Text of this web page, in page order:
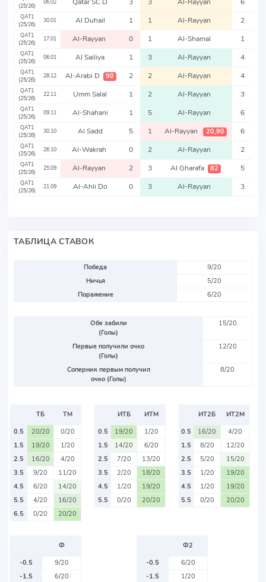
(25/26)
06.02 Qatar SC D 3 3 Al-Rayyan 6
QAT1
(25/26)
30.01 Al Duhail 1 1 Al-Rayyan 2
QAT1
(25/26)
17.01 Al-Rayyan 0 1 Al-Shamal 1
QAT1
(25/26)
06.01 Al Sailiya 1 3 Al-Rayyan 4
QAT1
(25/26)
28.12 Al-Arabi D 90 2 2 Al-Rayyan 4
QAT1
(25/26)
22.11 Umm Salal 1 2 Al-Rayyan 3
QAT1
(25/26)
09.11 Al-Shahani 1 5 Al-Rayyan 6
QAT1
(25/26)
30.10 Al Sadd 5 1 Al-Rayyan 20,90 6
QAT1
(25/26)
26.10 Al-Wakrah 0 2 Al-Rayyan 2
QAT1
(25/26)
25.09 Al-Rayyan 2 3 Al Gharafa 82 5
QAT1
(25/26)
21.09 Al-Ahli Do 0 3 Al-Rayyan 3
ТАБЛИЦА СТАВОК
Победа
9/20
Ничья
5/20
Поражение
6/20
Обе забили
(Голы)
15/20
Первые получили очко
(Голы)
12/20
Соперник первым получил
очко (Голы)
8/20
ТБ
ТМ
0.5
20/20
0/20
1.5
19/20
1/20
2.5
16/20
4/20
3.5
9/20
11/20
4.5
6/20
14/20
5.5
4/20
16/20
6.5
0/20 20/20
ИТБ
ИТМ
0.5
19/20
1/20
1.5
14/20
6/20
2.5
7/20
13/20
3.5
2/20
18/20
4.5
1/20
19/20
5.5
0/20 20/20
ИТ2Б
ИТ2М
0.5
16/20
4/20
1.5
8/20
12/20
2.5
5/20
15/20
3.5
1/20
19/20
4.5
1/20
19/20
5.5
0/20 20/20
Ф
-0.5
9/20
-1.5
6/20
Ф2
-0.5
6/20
-1.5
1/20